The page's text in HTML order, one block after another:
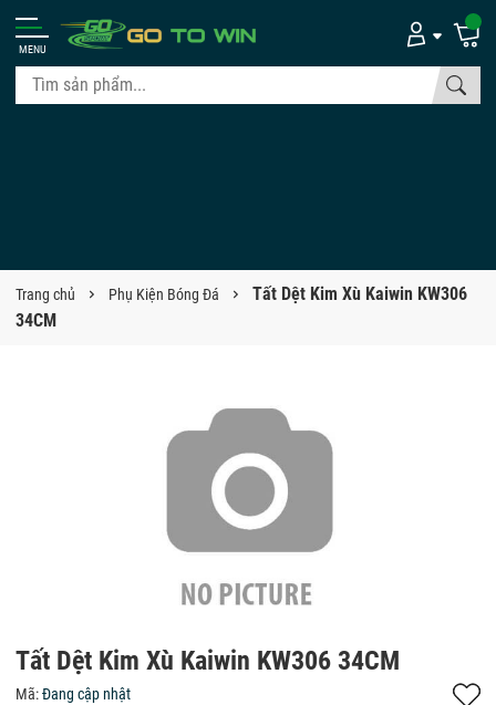
MENU
Trang chủ Phụ Kiện Bóng Đá
Tất Dệt Kim Xù Kaiwin KW306
34CM
Tất Dệt Kim Xù Kaiwin KW306 34CM
Mã:Đang cập nhật